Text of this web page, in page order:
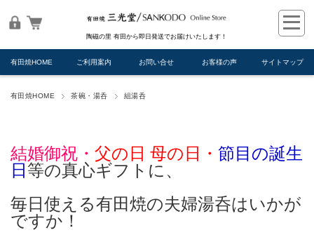
陶磁の里 有田から即日発送でお届けいたします！
有田焼HOME ご利用案内 お問い合せ お客様の声 サイトマップ
有田焼HOME 茶碗・湯呑 組湯呑
結婚御祝・ 父の日 母の日・ 節目の誕生
日 等の真心ギフトに、
毎日使える有田焼の夫婦湯呑はいかが
ですか！